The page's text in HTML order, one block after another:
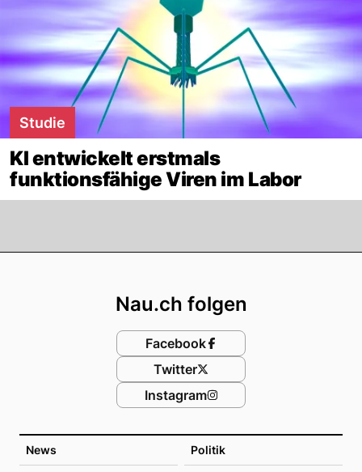
Studie
KI entwickelt erstmals
funktionsfähige Viren im Labor
News Politik
Nau.ch folgen
Facebook
Twitter
Instagram